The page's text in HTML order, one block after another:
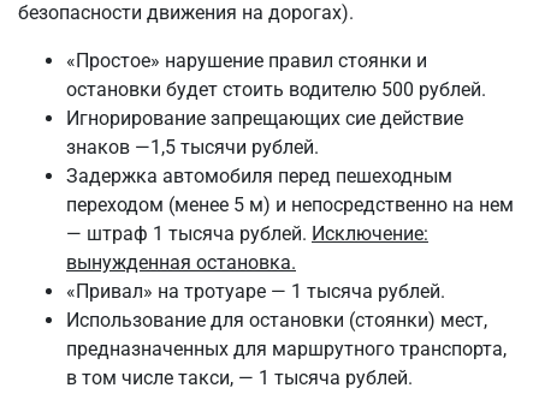
безопасности движения на дорогах).
«Простое» нарушение правил стоянки и
остановки будет стоить водителю 500 рублей.
Игнорирование запрещающих сие действие
знаков —1,5 тысячи рублей.
Задержка автомобиля перед пешеходным
переходом (менее 5 м) и непосредственно на нем
— штраф 1 тысяча рублей. Исключение:
вынужденная остановка.
«Привал» на тротуаре — 1 тысяча рублей.
Использование для остановки (стоянки) мест,
предназначенных для маршрутного транспорта,
в том числе такси, — 1 тысяча рублей.